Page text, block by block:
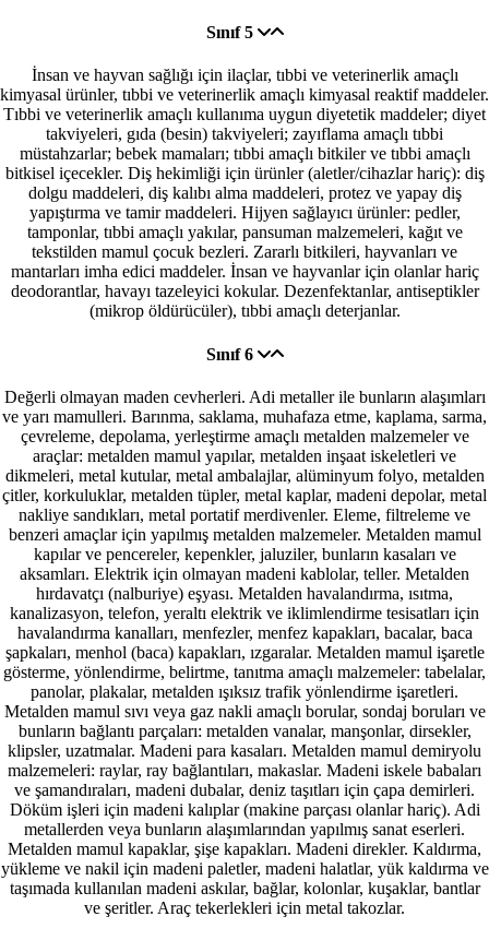
Sınıf 5
İnsan ve hayvan sağlığı için ilaçlar, tıbbi ve veterinerlik amaçlı
kimyasal ürünler, tıbbi ve veterinerlik amaçlı kimyasal reaktif maddeler.
Tıbbi ve veterinerlik amaçlı kullanıma uygun diyetetik maddeler; diyet
takviyeleri, gıda (besin) takviyeleri; zayıflama amaçlı tıbbi
müstahzarlar; bebek mamaları; tıbbi amaçlı bitkiler ve tıbbi amaçlı
bitkisel içecekler. Diş hekimliği için ürünler (aletler/cihazlar hariç): diş
dolgu maddeleri, diş kalıbı alma maddeleri, protez ve yapay diş
yapıştırma ve tamir maddeleri. Hijyen sağlayıcı ürünler: pedler,
tamponlar, tıbbi amaçlı yakılar, pansuman malzemeleri, kağıt ve
tekstilden mamul çocuk bezleri. Zararlı bitkileri, hayvanları ve
mantarları imha edici maddeler. İnsan ve hayvanlar için olanlar hariç
deodorantlar, havayı tazeleyici kokular. Dezenfektanlar, antiseptikler
(mikrop öldürücüler), tıbbi amaçlı deterjanlar.
Sınıf 6
Değerli olmayan maden cevherleri. Adi metaller ile bunların alaşımları
ve yarı mamulleri. Barınma, saklama, muhafaza etme, kaplama, sarma,
çevreleme, depolama, yerleştirme amaçlı metalden malzemeler ve
araçlar: metalden mamul yapılar, metalden inşaat iskeletleri ve
dikmeleri, metal kutular, metal ambalajlar, alüminyum folyo, metalden
çitler, korkuluklar, metalden tüpler, metal kaplar, madeni depolar, metal
nakliye sandıkları, metal portatif merdivenler. Eleme, filtreleme ve
benzeri amaçlar için yapılmış metalden malzemeler. Metalden mamul
kapılar ve pencereler, kepenkler, jaluziler, bunların kasaları ve
aksamları. Elektrik için olmayan madeni kablolar, teller. Metalden
hırdavatçı (nalburiye) eşyası. Metalden havalandırma, ısıtma,
kanalizasyon, telefon, yeraltı elektrik ve iklimlendirme tesisatları için
havalandırma kanalları, menfezler, menfez kapakları, bacalar, baca
şapkaları, menhol (baca) kapakları, ızgaralar. Metalden mamul işaretle
gösterme, yönlendirme, belirtme, tanıtma amaçlı malzemeler: tabelalar,
panolar, plakalar, metalden ışıksız trafik yönlendirme işaretleri.
Metalden mamul sıvı veya gaz nakli amaçlı borular, sondaj boruları ve
bunların bağlantı parçaları: metalden vanalar, manşonlar, dirsekler,
klipsler, uzatmalar. Madeni para kasaları. Metalden mamul demiryolu
malzemeleri: raylar, ray bağlantıları, makaslar. Madeni iskele babaları
ve şamandıraları, madeni dubalar, deniz taşıtları için çapa demirleri.
Döküm işleri için madeni kalıplar (makine parçası olanlar hariç). Adi
metallerden veya bunların alaşımlarından yapılmış sanat eserleri.
Metalden mamul kapaklar, şişe kapakları. Madeni direkler. Kaldırma,
yükleme ve nakil için madeni paletler, madeni halatlar, yük kaldırma ve
taşımada kullanılan madeni askılar, bağlar, kolonlar, kuşaklar, bantlar
ve şeritler. Araç tekerlekleri için metal takozlar.